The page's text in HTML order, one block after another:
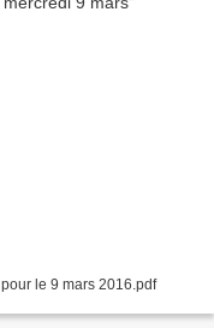
le 9 mars 2016.pdf